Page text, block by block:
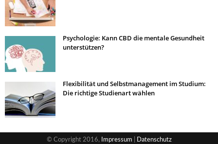
Psychologie: Kann CBD die mentale Gesundheit
unterstützen?
Flexibilität und Selbstmanagement im Studium:
Die richtige Studienart wählen
© Copyright 2016, Impressum Datenschutz